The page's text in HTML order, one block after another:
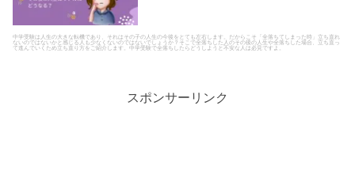
中学受験は人生の大きな転機であり、それはその子の人生の今後をとても左右します。だからこそ「全落ちてしまった時」立ち直れ
ないのではないかと感じる人も少なくないのではないでしょうか？そこで全落ちした人のその後の人生や全落ちした場合、立ち直っ
て進んでいくため立ち直り方をご紹介します。中学受験で全落ちしたらどうしようと不安な人は必見ですよ。
スポンサーリンク